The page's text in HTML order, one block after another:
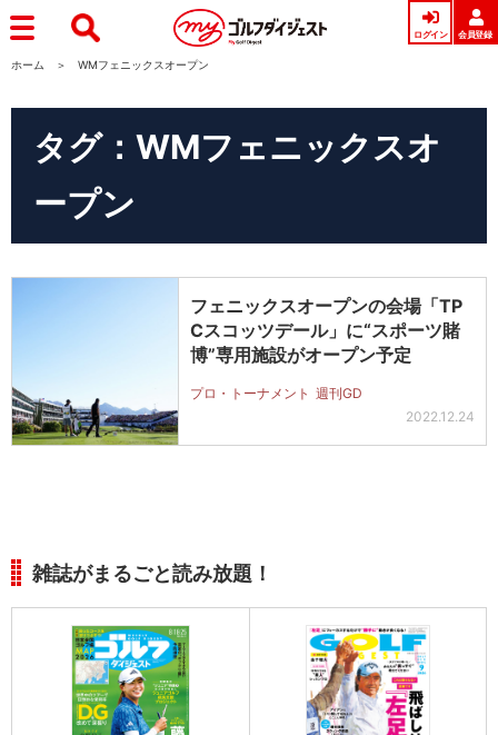
ログイン 会員登録
ホーム WMフェニックスオープン
タグ：WMフェニックスオ
ープン
フェニックスオープンの会場「TP
Cスコッツデール」に“スポーツ賭
博”専用施設がオープン予定
プロ・トーナメント 週刊GD
2022.12.24
雑誌がまるごと読み放題！